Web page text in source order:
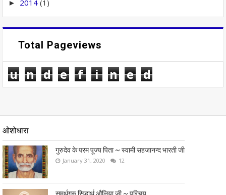
► 2014 (1)
Total Pageviews
u n d e f i n e d
ओशोधारा
गुरुदेव के परम पूज्य पिता ~ स्वामी सहजानन्द भारती जी
January 31, 2020 12